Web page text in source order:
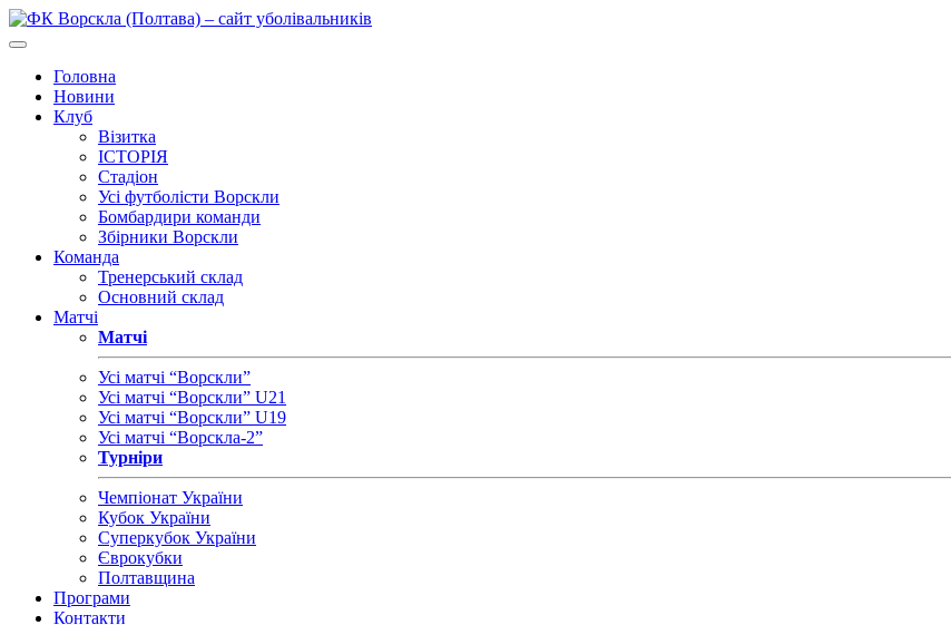
Головна
Новини
Клуб
Візитка
ІСТОРІЯ
Стадіон
Усі футболісти Ворскли
Бомбардири команди
Збірники Ворскли
Команда
Тренерський склад
Основний склад
Матчі
Матчі
Усі матчі “Ворскли”
Усі матчі “Ворскли” U21
Усі матчі “Ворскли” U19
Усі матчі “Ворскла-2”
Турніри
Чемпіонат України
Кубок України
Суперкубок України
Єврокубки
Полтавщина
Програми
Контакти